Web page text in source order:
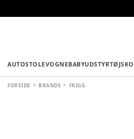
AUTOSTOLEVOGNEBABYUDSTYRTØJSKO
FORSIDE BRANDS FRIGG